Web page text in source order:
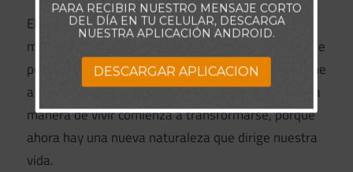
El nuevo nacimiento describe algo que ocurre en lo
más profundo de nuestro ser. En el momento en que
ponemos nuestra fe en Jesús, el Espíritu Santo viene
a habitar en nosotros. A partir de entonces, nuestra
manera de vivir comienza a transformarse, porque
ahora hay una nueva naturaleza que dirige nuestra
vida.
PARA RECIBIR NUESTRO MENSAJE CORTO
DEL DÍA EN TU CELULAR, DESCARGA
NUESTRA APLICACIÓN ANDROID.
DESCARGAR APLICACION